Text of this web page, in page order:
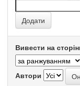
Вивести на
Автори